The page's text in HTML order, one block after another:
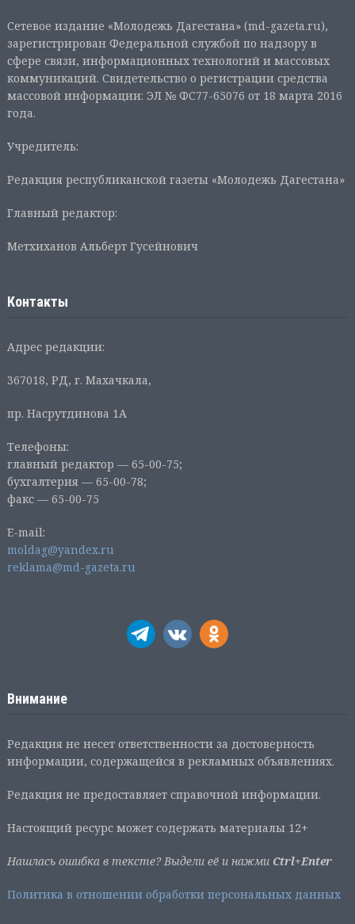
Сетевое издание «Молодежь Дагестана» (md-gazeta.ru),
зарегистрирован Федеральной службой по надзору в
сфере связи, информационных технологий и массовых
коммуникаций. Свидетельство о регистрации средства
массовой информации: ЭЛ № ФС77-65076 от 18 марта 2016
года.
Учредитель:
Редакция республиканской газеты «Молодежь Дагестана»
Главный редактор:
Метхиханов Альберт Гусейнович
Контакты
Адрес редакции:
367018, РД, г. Махачкала,
пр. Насрутдинова 1А
Телефоны:
главный редактор — 65-00-75;
бухгалтерия — 65-00-78;
факс — 65-00-75
E-mail:
moldag@yandex.ru
reklama@md-gazeta.ru
Внимание
Редакция не несет ответственности за достоверность
информации, содержащейся в рекламных объявлениях.
Редакция не предоставляет справочной информации.
Настоящий ресурс может содержать материалы 12+
Нашлась ошибка в тексте? Выдели её и нажми Ctrl+Enter
Политика в отношении обработки персональных данных